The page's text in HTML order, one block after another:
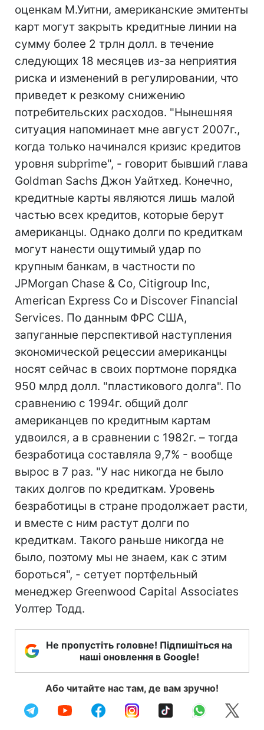
оценкам М.Уитни, американские эмитенты
карт могут закрыть кредитные линии на
сумму более 2 трлн долл. в течение
следующих 18 месяцев из-за неприятия
риска и изменений в регулировании, что
приведет к резкому снижению
потребительских расходов. "Нынешняя
ситуация напоминает мне август 2007г.,
когда только начинался кризис кредитов
уровня subprime", - говорит бывший глава
Goldman Sachs Джон Уайтхед. Конечно,
кредитные карты являются лишь малой
частью всех кредитов, которые берут
американцы. Однако долги по кредиткам
могут нанести ощутимый удар по
крупным банкам, в частности по
JPMorgan Chase & Co, Citigroup Inc,
American Express Co и Discover Financial
Services. По данным ФРС США,
запуганные перспективой наступления
экономической рецессии американцы
носят сейчас в своих портмоне порядка
950 млрд долл. "пластикового долга". По
сравнению с 1994г. общий долг
американцев по кредитным картам
удвоился, а в сравнении с 1982г. – тогда
безработица составляла 9,7% - вообще
вырос в 7 раз. "У нас никогда не было
таких долгов по кредиткам. Уровень
безработицы в стране продолжает расти,
и вместе с ним растут долги по
кредиткам. Такого раньше никогда не
было, поэтому мы не знаем, как с этим
бороться", - сетует портфельный
менеджер Greenwood Capital Associates
Уолтер Тодд.
Не пропустіть головне! Підпишіться на
наші оновлення в Google!
Або читайте нас там, де вам зручно!